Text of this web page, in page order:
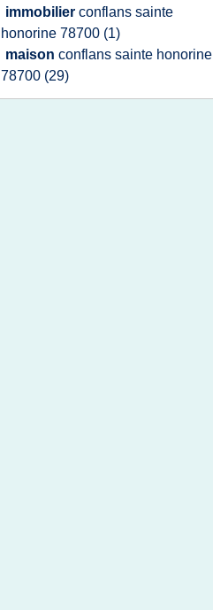
immobilier conflans sainte
honorine 78700 (1)
maison conflans sainte honorine
78700 (29)